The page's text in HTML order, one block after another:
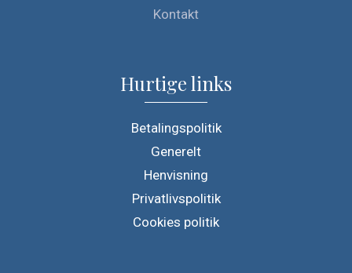
Kontakt
Hurtige links
Betalingspolitik
Generelt
Henvisning
Privatlivspolitik
Cookies politik